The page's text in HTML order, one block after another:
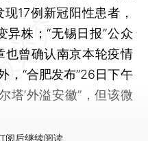
17例新冠阳性患者，
异株；“无锡日报”公众
曾确认南京本轮疫情
，“合肥发布”26日下午
塔’外溢安徽”，但该微
阅后继续阅读